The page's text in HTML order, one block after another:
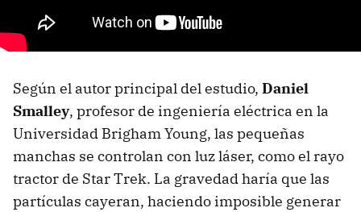
Según el autor principal del estudio, Daniel
Smalley, profesor de ingeniería eléctrica en la
Universidad Brigham Young, las pequeñas
manchas se controlan con luz láser, como el rayo
tractor de Star Trek. La gravedad haría que las
partículas cayeran, haciendo imposible generar